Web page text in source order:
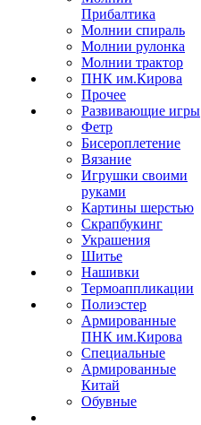
Прибалтика
Молнии спираль
Молнии рулонка
Молнии трактор
ПНК им.Кирова
Прочее
Развивающие игры
Фетр
Бисероплетение
Вязание
Игрушки своими
руками
Картины шерстью
Скрапбукинг
Украшения
Шитье
Нашивки
Термоаппликации
Полиэстер
Армированные
ПНК им.Кирова
Специальные
Армированные
Китай
Обувные